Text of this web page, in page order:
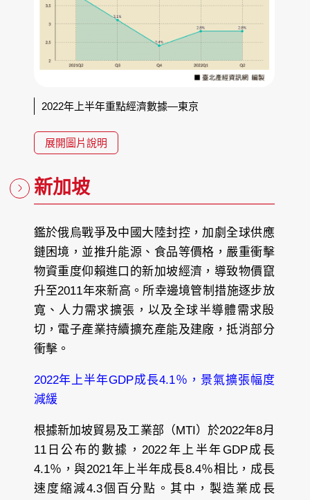
2022年上半年重點經濟數據—東京
展開圖片說明
新加坡
鑑於俄烏戰爭及中國大陸封控，加劇全球供應
鏈困境，並推升能源、食品等價格，嚴重衝擊
物資重度仰賴進口的新加坡經濟，導致物價竄
升至2011年來新高。所幸邊境管制措施逐步放
寬、人力需求擴張，以及全球半導體需求殷
切，電子產業持續擴充產能及建廠，抵消部分
衝擊。
2022年上半年GDP成長4.1％，景氣擴張幅度
減緩
根據新加坡貿易及工業部（MTI）於2022年8月
11日公布的數據，2022年上半年GDP成長
4.1％，與2021年上半年成長8.4％相比，成長
速度縮減4.3個百分點。其中，製造業成長